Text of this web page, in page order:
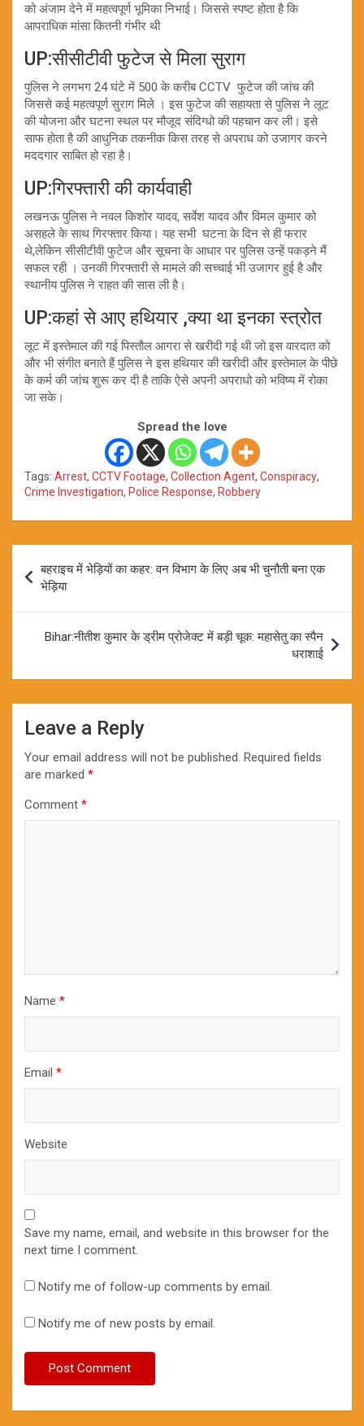
को अंजाम देने में महत्वपूर्ण भूमिका निभाई। जिससे स्पष्ट होता है कि
आपराधिक मांसा कितनी गंभीर थी
UP:सीसीटीवी फुटेज से मिला सुराग
पुलिस ने लगभग 24 घंटे में 500 के करीब CCTV फुटेज की जांच की
जिससे कई महत्वपूर्ण सुराग मिले । इस फुटेज की सहायता से पुलिस ने लूट
की योजना और घटना स्थल पर मौजूद संदिग्धो की पहचान कर ली। इसे
साफ होता है की आधुनिक तकनीक किस तरह से अपराध को उजागर करने
मददगार साबित हो रहा है।
UP:गिरफ्तारी की कार्यवाही
लखनऊ पुलिस ने नवल किशोर यादव, सर्वेश यादव और विमल कुमार को
असहले के साथ गिरफ्तार किया। यह सभी घटना के दिन से ही फरार
थे,लेकिन सीसीटीवी फुटेज और सूचना के आधार पर पुलिस उन्हें पकड़ने मैं
सफल रही । उनकी गिरफ्तारी से मामले की सच्चाई भी उजागर हुई है और
स्थानीय पुलिस ने राहत की सास ली है।
UP:कहां से आए हथियार ,क्या था इनका स्त्रोत
लूट में इस्तेमाल की गई पिस्तौल आगरा से खरीदी गई थी जो इस वारदात को
और भी संगीत बनाते हैं पुलिस ने इस हथियार की खरीदी और इस्तेमाल के पीछे
के कर्म की जांच शुरू कर दी है ताकि ऐसे अपनी अपराधो को भविष्य में रोका
जा सके।
Spread the love
Tags: Arrest, CCTV Footage, Collection Agent, Conspiracy,
Crime Investigation, Police Response, Robbery
navigation
बहराइच में भेड़ियों का कहर: वन विभाग के लिए अब भी चुनौती बना एक
भेड़िया
Bihar:नीतीश कुमार के ड्रीम प्रोजेक्ट में बड़ी चूक: महासेतु का स्पैन
धराशाई
Leave a Reply
Your email address will not be published. Required fields
are marked *
Comment *
Name *
Email *
Website
Save my name, email, and website in this browser for the
next time I comment.
Notify me of follow-up comments by email.
Notify me of new posts by email.